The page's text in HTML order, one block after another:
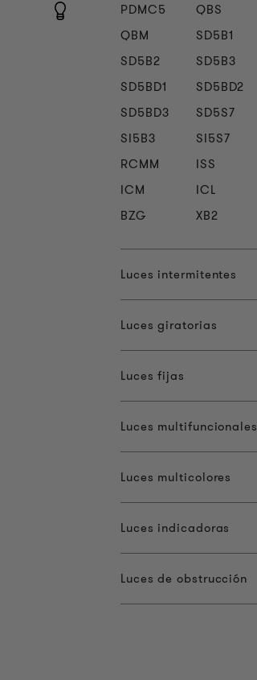
PDMC5
QBS
QBM
SD5B1
SD5B2
SD5B3
SD5BD1
SD5BD2
SD5BD3
SD5S7
SI5B3
SI5S7
RCMM
ISS
ICM
ICL
BZG
XB2
Luces intermitentes
Luces giratorias
Luces fijas
Luces multifuncionales
Luces multicolores
Luces indicadoras
Luces de obstrucción